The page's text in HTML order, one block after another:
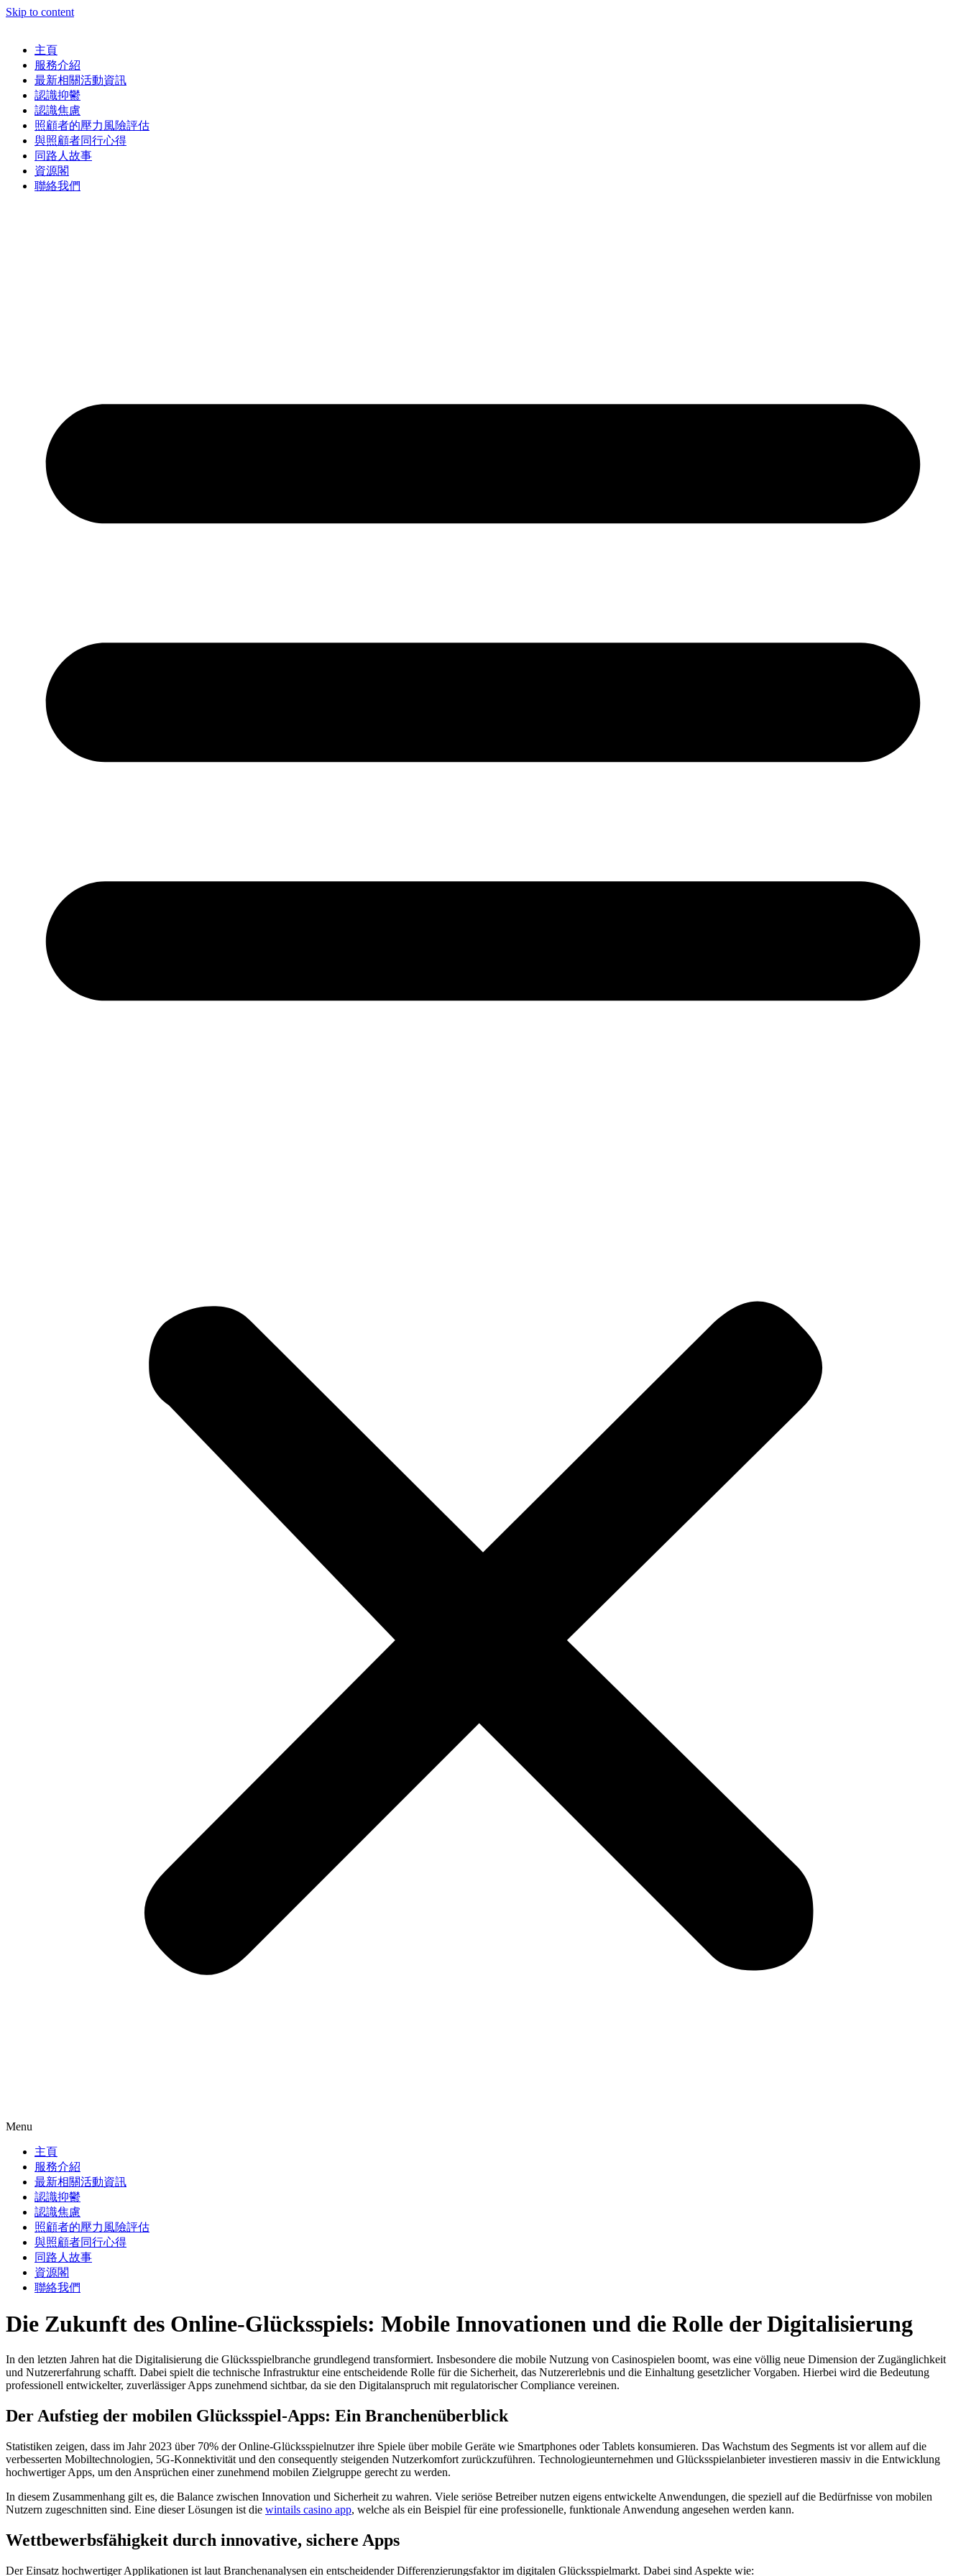
Skip to content
主頁
服務介紹
最新相關活動資訊
認識抑鬱
認識焦慮
照顧者的壓力風險評估
與照顧者同行心得
同路人故事
資源閣
聯絡我們
Menu
主頁
服務介紹
最新相關活動資訊
認識抑鬱
認識焦慮
照顧者的壓力風險評估
與照顧者同行心得
同路人故事
資源閣
聯絡我們
Die Zukunft des Online-Glücksspiels: Mobile Innovationen und die Rolle der Digitalisierung
In den letzten Jahren hat die Digitalisierung die Glücksspielbranche grundlegend transformiert. Insbesondere die mobile Nutzung von Casinospielen boomt, was eine völlig neue Dimension der Zugänglichkeit
und Nutzererfahrung schafft. Dabei spielt die technische Infrastruktur eine entscheidende Rolle für die Sicherheit, das Nutzererlebnis und die Einhaltung gesetzlicher Vorgaben. Hierbei wird die Bedeutung
professionell entwickelter, zuverlässiger Apps zunehmend sichtbar, da sie den Digitalanspruch mit regulatorischer Compliance vereinen.
Der Aufstieg der mobilen Glücksspiel-Apps: Ein Branchenüberblick
Statistiken zeigen, dass im Jahr 2023 über 70% der Online-Glücksspielnutzer ihre Spiele über mobile Geräte wie Smartphones oder Tablets konsumieren. Das Wachstum des Segments ist vor allem auf die
verbesserten Mobiltechnologien, 5G-Konnektivität und den consequently steigenden Nutzerkomfort zurückzuführen. Technologieunternehmen und Glücksspielanbieter investieren massiv in die Entwicklung
hochwertiger Apps, um den Ansprüchen einer zunehmend mobilen Zielgruppe gerecht zu werden.
In diesem Zusammenhang gilt es, die Balance zwischen Innovation und Sicherheit zu wahren. Viele seriöse Betreiber nutzen eigens entwickelte Anwendungen, die speziell auf die Bedürfnisse von mobilen
Nutzern zugeschnitten sind. Eine dieser Lösungen ist die wintails casino app, welche als ein Beispiel für eine professionelle, funktionale Anwendung angesehen werden kann.
Wettbewerbsfähigkeit durch innovative, sichere Apps
Der Einsatz hochwertiger Applikationen ist laut Branchenanalysen ein entscheidender Differenzierungsfaktor im digitalen Glücksspielmarkt. Dabei sind Aspekte wie: